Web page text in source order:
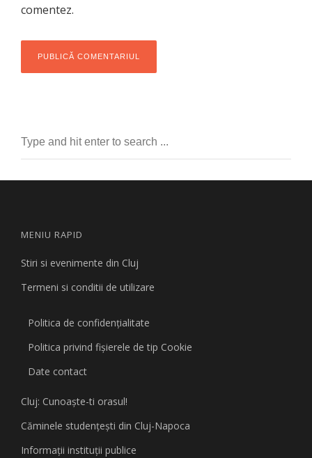
comentez.
MENIU RAPID
Stiri si evenimente din Cluj
Termeni si conditii de utilizare
Politica de confidențialitate
Politica privind fişierele de tip Cookie
Date contact
Cluj: Cunoaşte-ti orasul!
Căminele studenţeşti din Cluj-Napoca
Informaţii instituţii publice